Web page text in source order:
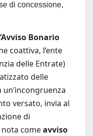
di concessione,
Bonario
coattiva, l’ente
delle Entrate)
delle
versato, invia al
di
comeavviso